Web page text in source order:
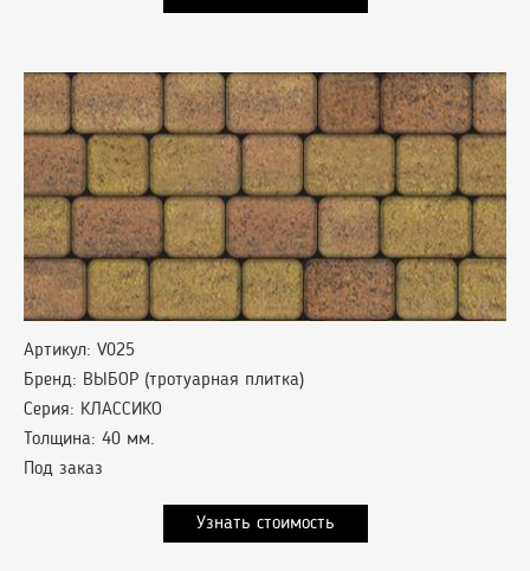
Артикул: V025
Бренд: ВЫБОР (тротуарная плитка)
Серия: КЛАССИКО
Толщина: 40 мм.
Под заказ
Узнать стоимость